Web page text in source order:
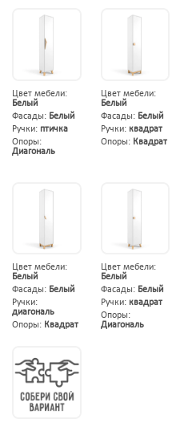
Цвет мебели:
Белый
Фасады: Белый
Ручки: птичка
Опоры:
Диагональ
Цвет мебели:
Белый
Фасады: Белый
Ручки: квадрат
Опоры: Квадрат
Цвет мебели:
Белый
Фасады: Белый
Ручки:
диагональ
Опоры: Квадрат
Цвет мебели:
Белый
Фасады: Белый
Ручки: квадрат
Опоры:
Диагональ